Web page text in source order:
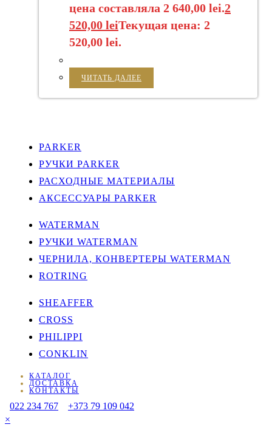
цена составляла 2 640,00 lei.2
520,00 leiТекущая цена: 2
520,00 lei.
ЧИТАТЬ ДАЛЕЕ
PARKER
РУЧКИ PARKER
РАСХОДНЫЕ МАТЕРИАЛЫ
АКСЕССУАРЫ PARKER
WATERMAN
РУЧКИ WATERMAN
ЧЕРНИЛА, КОНВЕРТЕРЫ WATERMAN
ROTRING
SHEAFFER
CROSS
PHILIPPI
CONKLIN
КАТАЛОГ
ДОСТАВКА
КОНТАКТЫ
022 234 767
+373 79 109 042
×